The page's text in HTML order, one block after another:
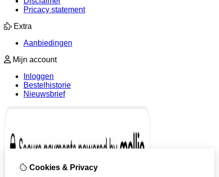
Pricacy statement
Extra
Aanbiedingen
Mijn account
Inloggen
Bestelhistorie
Nieuwsbrief
Cookies & Privacy